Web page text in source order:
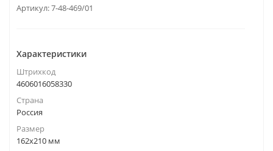
Артикул:7-48-469/01
Характеристики
Штрихкод
4606016058330
Страна
Россия
Размер
162х210 мм